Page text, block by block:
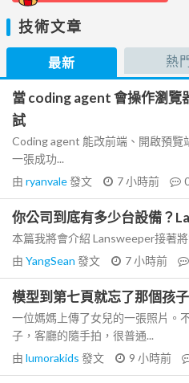
技術文章
最新 熱
當 coding agent 會操作瀏覽
試
Coding agent 能改前端、開啟預覽
一張成功...
由 ryanvale發文 7 小時前
你公司到底有多少台設備？
本篇我將會介紹 Lansweeper接著
由 YangSean 發文 7 小時前
模型到第七頁就忘了那個孩子
一位媽媽上傳了女兒的一張照片。
子，客廳的隨手拍，很普通...
由 lumorakids 發文 9 小時前